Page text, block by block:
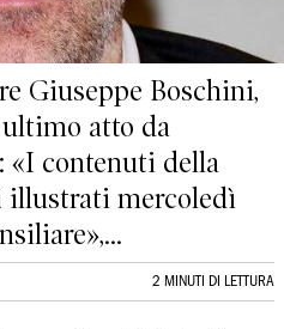
Giuseppe Boschini,
atto da
«I contenuti della
illustrati mercoledì
2 MINUTI DI LETTURA